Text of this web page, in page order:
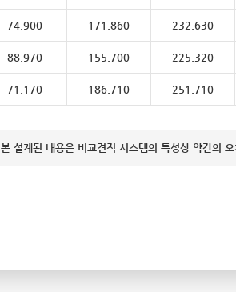
74,900 171,860 232,630
88,970 155,700 225,320
71,170 186,710 251,710
본 설계된 내용은 비교견적 시스템의 특성상 약간의